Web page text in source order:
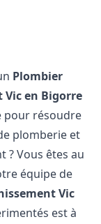
Plombier
Vic en Bigorre
pour résoudre
plomberie et
? Vous êtes au
équipe de
Vic
est à